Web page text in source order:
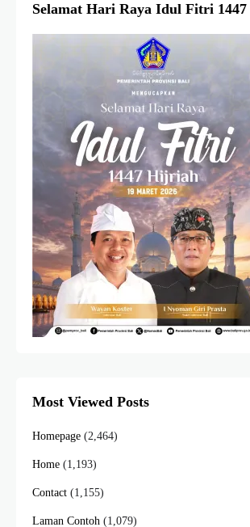
Selamat Hari Raya Idul Fitri
Most Viewed Posts
Homepage (2,464)
Home (1,193)
Contact (1,155)
Laman Contoh (1,079)